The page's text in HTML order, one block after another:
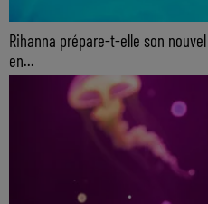
Rihanna prépare-t-elle son
en...